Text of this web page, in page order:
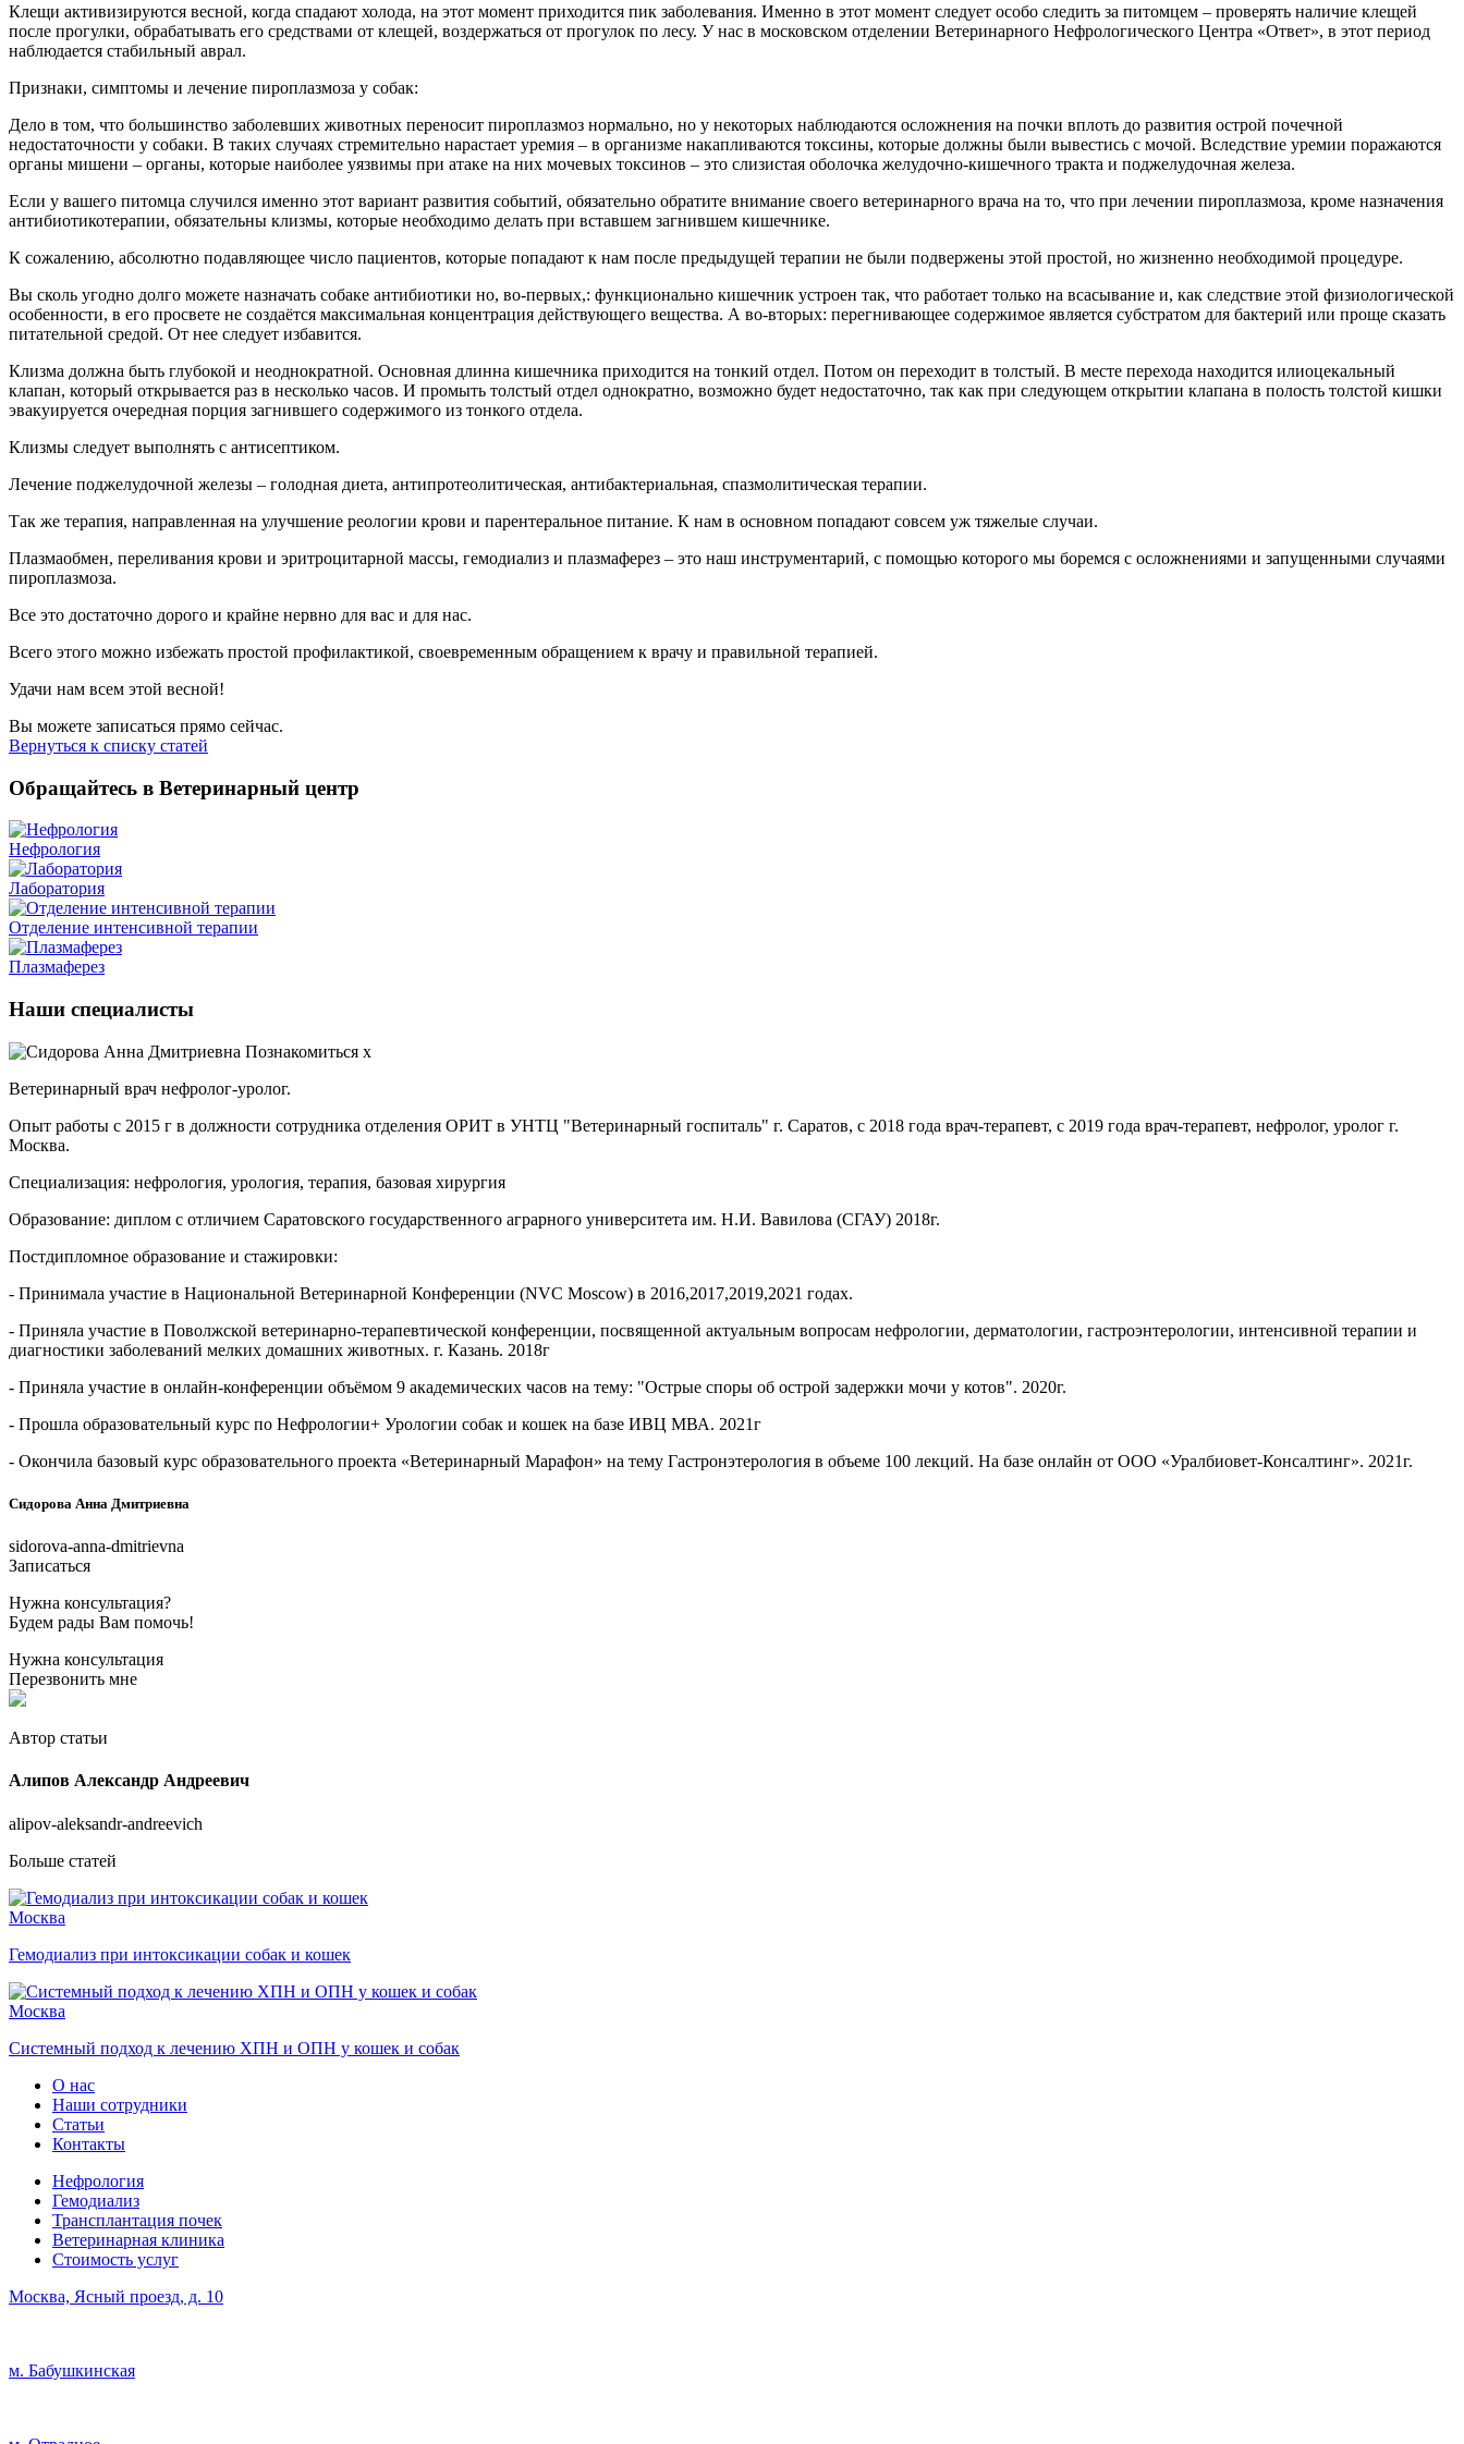
Клещи активизируются весной, когда спадают холода, на этот момент приходится пик заболевания. Именно в этот момент следует особо следить за питомцем – проверять наличие клещей
после прогулки, обрабатывать его средствами от клещей, воздержаться от прогулок по лесу. У нас в московском отделении Ветеринарного Нефрологического Центра «Ответ», в этот период
наблюдается стабильный аврал.
Признаки, симптомы и лечение пироплазмоза у собак:
Дело в том, что большинство заболевших животных переносит пироплазмоз нормально, но у некоторых наблюдаются осложнения на почки вплоть до развития острой почечной
недостаточности у собаки. В таких случаях стремительно нарастает уремия – в организме накапливаются токсины, которые должны были вывестись с мочой. Вследствие уремии поражаются
органы мишени – органы, которые наиболее уязвимы при атаке на них мочевых токсинов – это слизистая оболочка желудочно-кишечного тракта и поджелудочная железа.
Если у вашего питомца случился именно этот вариант развития событий, обязательно обратите внимание своего ветеринарного врача на то, что при лечении пироплазмоза, кроме назначения
антибиотикотерапии, обязательны клизмы, которые необходимо делать при вставшем загнившем кишечнике.
К сожалению, абсолютно подавляющее число пациентов, которые попадают к нам после предыдущей терапии не были подвержены этой простой, но жизненно необходимой процедуре.
Вы сколь угодно долго можете назначать собаке антибиотики но, во-первых,: функционально кишечник устроен так, что работает только на всасывание и, как следствие этой физиологической
особенности, в его просвете не создаётся максимальная концентрация действующего вещества. А во-вторых: перегнивающее содержимое является субстратом для бактерий или проще сказать
питательной средой. От нее следует избавится.
Клизма должна быть глубокой и неоднократной. Основная длинна кишечника приходится на тонкий отдел. Потом он переходит в толстый. В месте перехода находится илиоцекальный
клапан, который открывается раз в несколько часов. И промыть толстый отдел однократно, возможно будет недостаточно, так как при следующем открытии клапана в полость толстой кишки
эвакуируется очередная порция загнившего содержимого из тонкого отдела.
Клизмы следует выполнять с антисептиком.
Лечение поджелудочной железы – голодная диета, антипротеолитическая, антибактериальная, спазмолитическая терапии.
Так же терапия, направленная на улучшение реологии крови и парентеральное питание. К нам в основном попадают совсем уж тяжелые случаи.
Плазмаобмен, переливания крови и эритроцитарной массы, гемодиализ и плазмаферез – это наш инструментарий, с помощью которого мы боремся с осложнениями и запущенными случаями
пироплазмоза.
Все это достаточно дорого и крайне нервно для вас и для нас.
Всего этого можно избежать простой профилактикой, своевременным обращением к врачу и правильной терапией.
Удачи нам всем этой весной!
Вы можете записаться прямо сейчас.
Вернуться к списку статей
Обращайтесь в Ветеринарный центр
Нефрология
Лаборатория
Отделение интенсивной терапии
Плазмаферез
Наши специалисты
Познакомиться x
Ветеринарный врач нефролог-уролог.
Опыт работы с 2015 г в должности сотрудника отделения ОРИТ в УНТЦ "Ветеринарный госпиталь" г. Саратов, с 2018 года врач-терапевт, с 2019 года врач-терапевт, нефролог, уролог г.
Москва.
Специализация: нефрология, урология, терапия, базовая хирургия
Образование: диплом с отличием Саратовского государственного аграрного университета им. Н.И. Вавилова (СГАУ) 2018г.
Постдипломное образование и стажировки:
- Принимала участие в Национальной Ветеринарной Конференции (NVC Moscow) в 2016,2017,2019,2021 годах.
- Приняла участие в Поволжской ветеринарно-терапевтической конференции, посвященной актуальным вопросам нефрологии, дерматологии, гастроэнтерологии, интенсивной терапии и
диагностики заболеваний мелких домашних животных. г. Казань. 2018г
- Приняла участие в онлайн-конференции объёмом 9 академических часов на тему: "Острые споры об острой задержки мочи у котов". 2020г.
- Прошла образовательный курс по Нефрологии+ Урологии собак и кошек на базе ИВЦ МВА. 2021г
- Окончила базовый курс образовательного проекта «Ветеринарный Марафон» на тему Гастронэтерология в объеме 100 лекций. На базе онлайн от ООО «Уралбиовет-Консалтинг». 2021г.
Сидорова Анна Дмитриевна
sidorova-anna-dmitrievna
Записаться
Нужна консультация?
Будем рады Вам помочь!
Нужна консультация
Перезвонить мне
Автор статьи
Алипов Александр Андреевич
alipov-aleksandr-andreevich
Больше статей
Москва
Гемодиализ при интоксикации собак и кошек
Москва
Системный подход к лечению ХПН и ОПН у кошек и собак
О нас
Наши сотрудники
Статьи
Контакты
Нефрология
Гемодиализ
Трансплантация почек
Ветеринарная клиника
Стоимость услуг
Москва, Ясный проезд, д. 10
м. Бабушкинская